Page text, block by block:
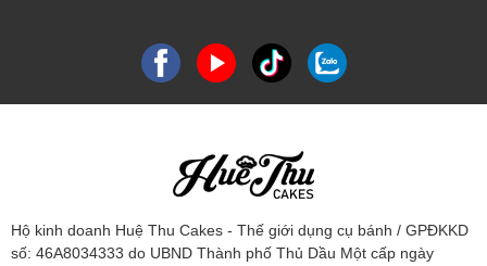
Hộ kinh doanh Huệ Thu Cakes - Thế giới dụng cụ bánh / GPĐKKD
số: 46A8034333 do UBND Thành phố Thủ Dầu Một cấp ngày